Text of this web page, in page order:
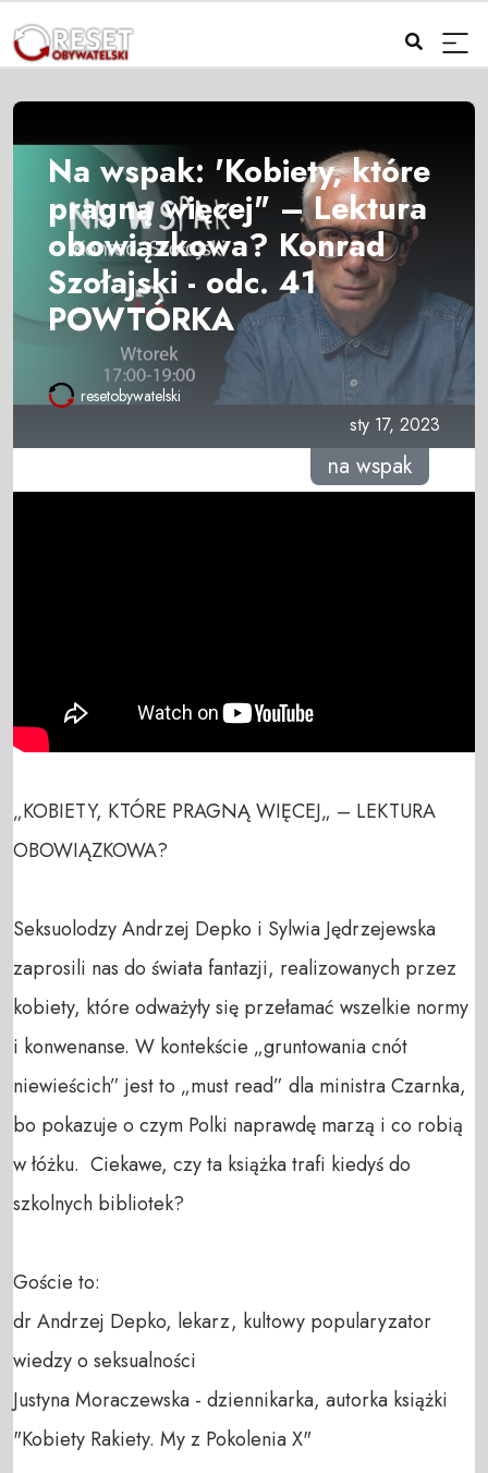
Na wspak: 'Kobiety, które
pragną więcej" – Lektura
obowiązkowa? Konrad
Szołajski - odc. 41
POWTÓRKA
resetobywatelski
sty 17, 2023
na wspak
„KOBIETY, KTÓRE PRAGNĄ WIĘCEJ„ – LEKTURA
OBOWIĄZKOWA?
Seksuolodzy Andrzej Depko i Sylwia Jędrzejewska
zaprosili nas do świata fantazji, realizowanych przez
kobiety, które odważyły się przełamać wszelkie normy
i konwenanse. W kontekście „gruntowania cnót
niewieścich” jest to „must read” dla ministra Czarnka,
bo pokazuje o czym Polki naprawdę marzą i co robią
w łóżku.  Ciekawe, czy ta książka trafi kiedyś do
szkolnych bibliotek?
Goście to:
dr Andrzej Depko, lekarz, kultowy popularyzator
wiedzy o seksualności
Justyna Moraczewska - dziennikarka, autorka książki
"Kobiety Rakiety. My z Pokolenia X"